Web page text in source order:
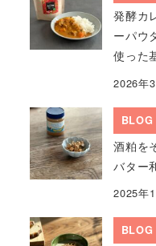
発酵カ
ーパウ
使った
2026年
BLOG
酒粕を
バター
2025年
BLOG